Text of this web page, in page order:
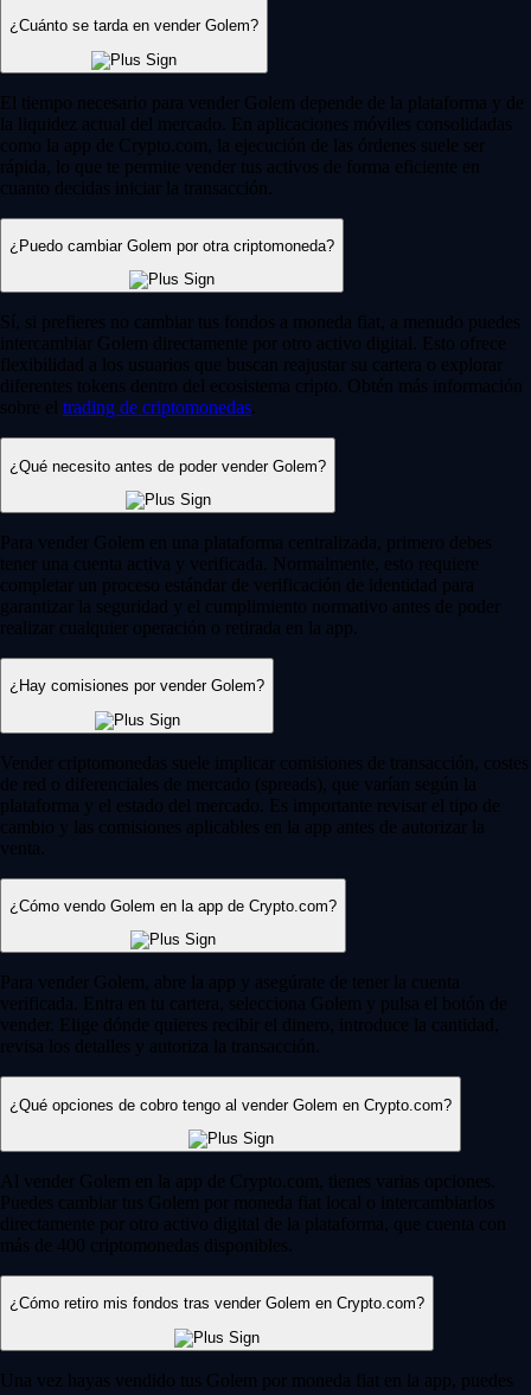
¿Cuánto se tarda en vender Golem?
El tiempo necesario para vender Golem depende de la plataforma y de
la liquidez actual del mercado. En aplicaciones móviles consolidadas
como la app de Crypto.com, la ejecución de las órdenes suele ser
rápida, lo que te permite vender tus activos de forma eficiente en
cuanto decidas iniciar la transacción.
¿Puedo cambiar Golem por otra criptomoneda?
Sí, si prefieres no cambiar tus fondos a moneda fiat, a menudo puedes
intercambiar Golem directamente por otro activo digital. Esto ofrece
flexibilidad a los usuarios que buscan reajustar su cartera o explorar
diferentes tokens dentro del ecosistema cripto. Obtén más información
sobre el trading de criptomonedas
¿Qué necesito antes de poder vender Golem?
Para vender Golem en una plataforma centralizada, primero debes
tener una cuenta activa y verificada. Normalmente, esto requiere
completar un proceso estándar de verificación de identidad para
garantizar la seguridad y el cumplimiento normativo antes de poder
realizar cualquier operación o retirada en la app.
¿Hay comisiones por vender Golem?
Vender criptomonedas suele implicar comisiones de transacción, costes
de red o diferenciales de mercado (spreads), que varían según la
plataforma y el estado del mercado. Es importante revisar el tipo de
cambio y las comisiones aplicables en la app antes de autorizar la
venta.
¿Cómo vendo Golem en la app de Crypto.com?
Para vender Golem, abre la app y asegúrate de tener la cuenta
verificada. Entra en tu cartera, selecciona Golem y pulsa el botón de
vender. Elige dónde quieres recibir el dinero, introduce la cantidad,
revisa los detalles y autoriza la transacción.
¿Qué opciones de cobro tengo al vender Golem en Crypto.com?
Al vender Golem en la app de Crypto.com, tienes varias opciones.
Puedes cambiar tus Golem por moneda fiat local o intercambiarlos
directamente por otro activo digital de la plataforma, que cuenta con
más de 400 criptomonedas disponibles.
¿Cómo retiro mis fondos tras vender Golem en Crypto.com?
Una vez hayas vendido tus Golem por moneda fiat en la app, puedes